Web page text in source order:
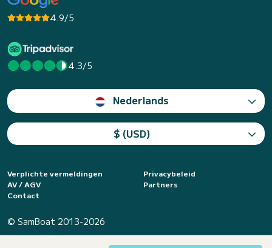
4.9/5
4.3/5
Nederlands
$ (USD)
Verplichte vermeldingen
Privacybeleid
AV / AGV
Partners
Contact
© SamBoat 2013-2026